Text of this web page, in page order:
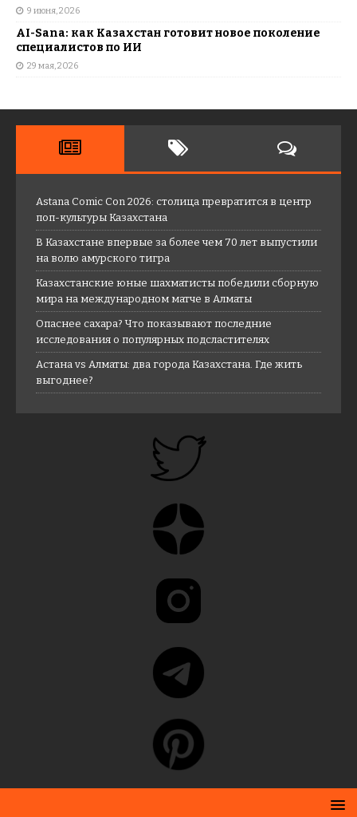
9 июня, 2026
AI-Sana: как Казахстан готовит новое поколение
специалистов по ИИ
29 мая, 2026
Astana Comic Con 2026: столица превратится в центр
поп-культуры Казахстана
В Казахстане впервые за более чем 70 лет выпустили
на волю амурского тигра
Казахстанские юные шахматисты победили сборную
мира на международном матче в Алматы
Опаснее сахара? Что показывают последние
исследования о популярных подсластителях
Астана vs Алматы: два города Казахстана. Где жить
выгоднее?